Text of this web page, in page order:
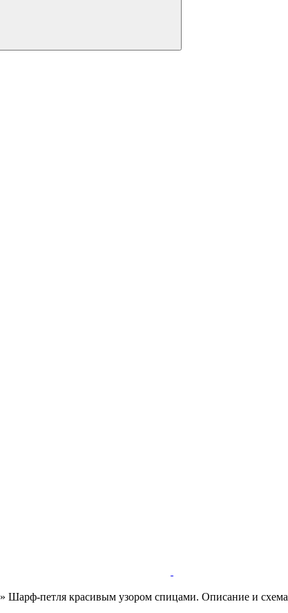
» Шарф-петля красивым узором спицами. Описание и схема